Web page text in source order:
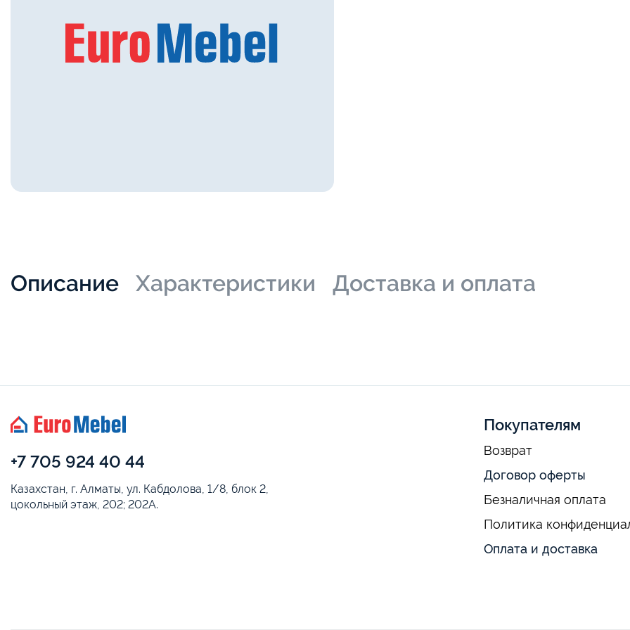
Описание Характеристики Доставка и оплата
+7 705 924 40 44
Казахстан, г. Алматы, ул. Кабдолова, 1/8, блок 2,
цокольный этаж, 202; 202А.
Покупателям
Возврат
Договор оферты
Безналичная оплата
Политика
Оплата и доставка